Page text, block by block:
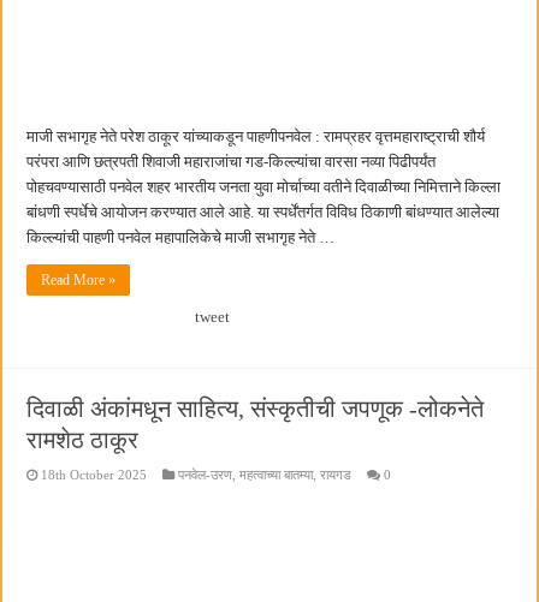
माजी सभागृह नेते परेश ठाकूर यांच्याकडून पाहणीपनवेल : रामप्रहर वृत्तमहाराष्ट्राची शौर्य
परंपरा आणि छत्रपती शिवाजी महाराजांचा गड-किल्ल्यांचा वारसा नव्या पिढीपर्यंत
पोहचवण्यासाठी पनवेल शहर भारतीय जनता युवा मोर्चाच्या वतीने दिवाळीच्या निमित्ताने किल्ला
बांधणी स्पर्धेचे आयोजन करण्यात आले आहे. या स्पर्धेंतर्गत विविध ठिकाणी बांधण्यात आलेल्या
किल्ल्यांची पाहणी पनवेल महापालिकेचे माजी सभागृह नेते …
Read More »
tweet
दिवाळी अंकांमधून साहित्य, संस्कृतीची जपणूक -लोकनेते
रामशेठ ठाकूर
18th October 2025 पनवेल-उरण ,महत्वाच्या बातम्या,रायगड 0